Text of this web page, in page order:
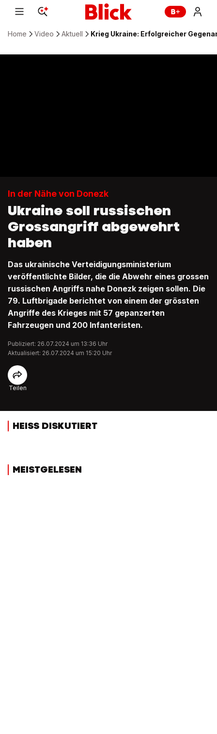
Home Video Aktuell Krieg Ukraine: Erfolgreicher
In der Nähe von Donezk
Ukraine soll russischen
Grossangriff abgewehrt
haben
Das ukrainische Verteidigungsministerium
veröffentlichte Bilder, die die Abwehr eines grossen
russischen Angriffs nahe Donezk zeigen sollen. Die
79. Luftbrigade berichtet von einem der grössten
Angriffe des Krieges mit 57 gepanzerten
Fahrzeugen und 200 Infanteristen.
Publiziert: 26.07.2024 um 13:36 Uhr
Aktualisiert: 26.07.2024 um 15:20 Uhr
Teilen
HEISS DISKUTIERT
MEISTGELESEN